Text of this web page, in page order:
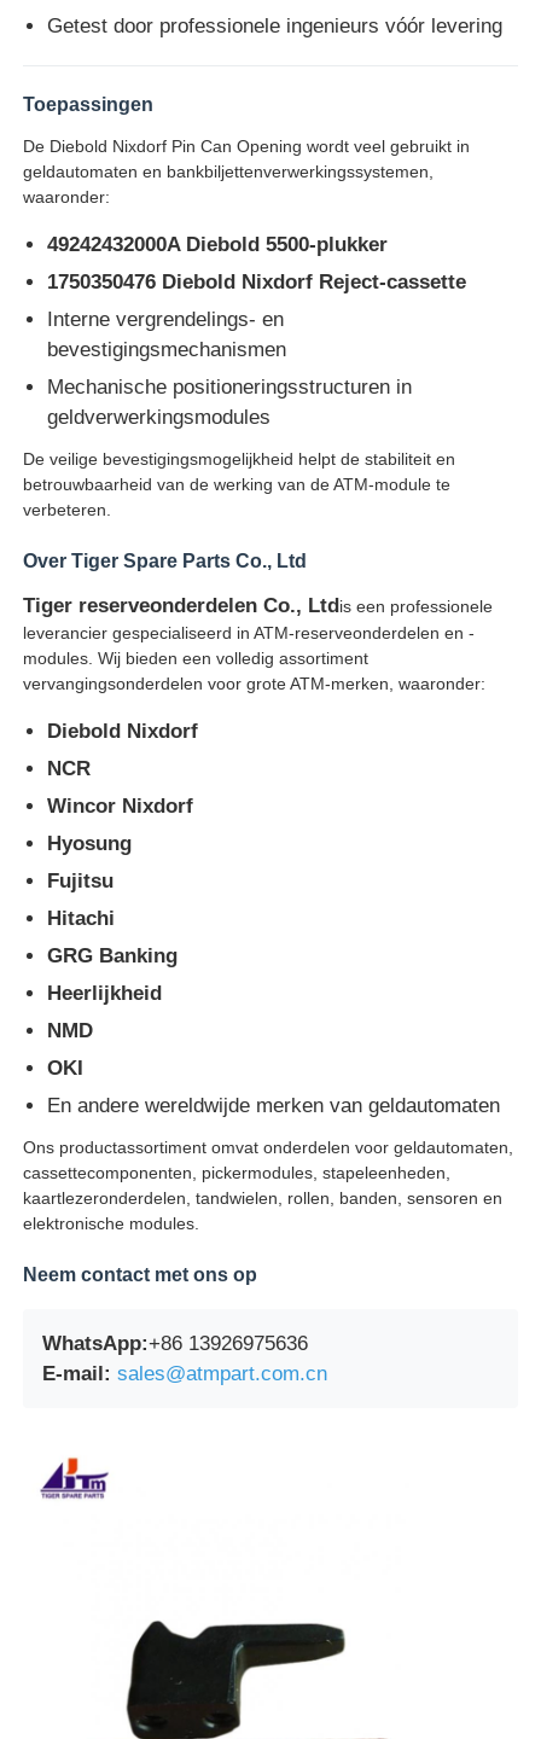
OKI ATM-onderdelen
Factuuracceptant
Bankbiljetten sorteren
Kaartprinter
ATM-reserveonderdelen
Getest door professionele ingenieurs vóór levering
Toepassingen
De Diebold Nixdorf Pin Can Opening wordt veel gebruikt in
geldautomaten en bankbiljettenverwerkingssystemen,
waaronder:
49242432000A Diebold 5500-plukker
1750350476 Diebold Nixdorf Reject-cassette
Interne vergrendelings- en
bevestigingsmechanismen
Mechanische positioneringsstructuren in
geldverwerkingsmodules
De veilige bevestigingsmogelijkheid helpt de stabiliteit en
betrouwbaarheid van de werking van de ATM-module te
verbeteren.
Over Tiger Spare Parts Co., Ltd
Tiger reserveonderdelen Co., Ltdis een professionele
leverancier gespecialiseerd in ATM-reserveonderdelen en -
modules. Wij bieden een volledig assortiment
vervangingsonderdelen voor grote ATM-merken, waaronder:
Diebold Nixdorf
NCR
Wincor Nixdorf
Hyosung
Fujitsu
Hitachi
GRG Banking
Heerlijkheid
NMD
OKI
En andere wereldwijde merken van geldautomaten
Ons productassortiment omvat onderdelen voor geldautomaten,
cassettecomponenten, pickermodules, stapeleenheden,
kaartlezeronderdelen, tandwielen, rollen, banden, sensoren en
elektronische modules.
Neem contact met ons op
WhatsApp:+86 13926975636
E-mail: sales@atmpart.com.cn